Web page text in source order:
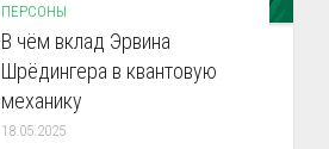
ПЕРСОНЫ
В чём вклад Эрвина
Шрёдингера в квантовую
механику
18.05.2025